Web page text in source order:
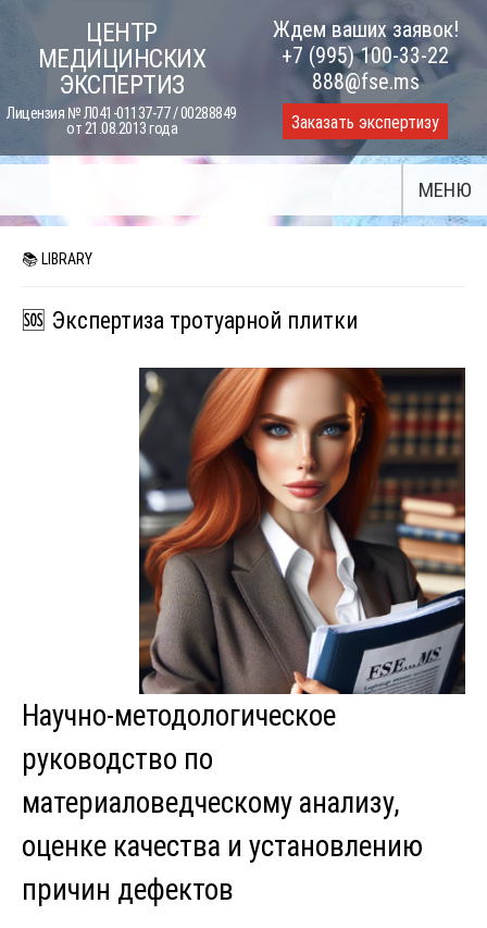
content
ЦЕНТР
МЕДИЦИНСКИХ
ЭКСПЕРТИЗ
Лицензия № Л041-01137-77 / 00288849
от 21.08.2013 года
Ждем ваших заявок!
+7 (995) 100-33-22
888@fse.ms
Заказать экспертизу
МЕНЮ
📚 LIBRARY
🆘 Экспертиза тротуарной плитки
Научно-методологическое
руководство по
материаловедческому анализу,
оценке качества и установлению
причин дефектов